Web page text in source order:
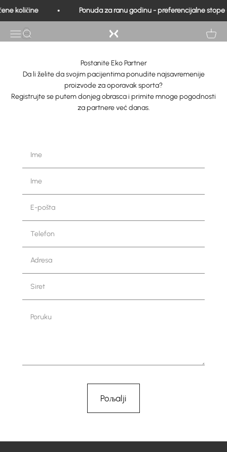
količine Ponuda za ranu godinu - preferencijalne stope
Otvori navigaciju
Istraћivanje Eko Medicinski
Kontaktirajte nas
Postanite Eko Partner
Da li želite da svojim pacijentima ponudite najsavremenije
proizvode za oporavak sporta?
Registrujte se putem donjeg obrasca i primite mnoge pogodnosti
za partnere već danas.
Ime
Ime
E-pošta
Telefon
Adresa
Siret
Poruku
Poљalji